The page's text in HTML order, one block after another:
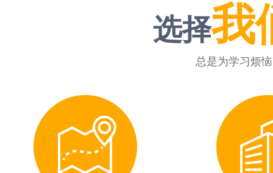
选择我
总是为学习烦